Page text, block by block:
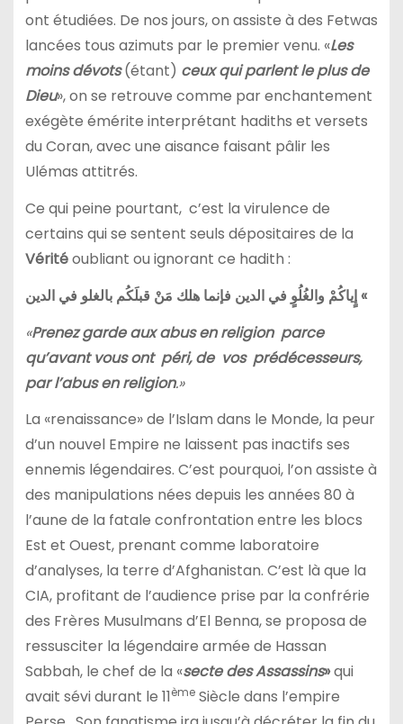
ont étudiées. De nos jours, on assiste à des Fetwas
lancées tous azimuts par le premier venu. «Les
moins dévots(étant) ceux qui parlent le plus de
Dieu», on se retrouve comme par enchantement
exégète émérite interprétant hadiths et versets
du Coran, avec une aisance faisant pâlir les
Ulémas attitrés.
Ce qui peine pourtant, c’est la virulence de
certains qui se sentent seuls dépositaires de la
Véritéoubliant ou ignorant ce hadith :
إٍياكُمْ والغُلُوٍ في الدين فإنما هلك مَنْ قبلَكُم بالغلو في الدين «
«Prenez garde aux abus en religion parce
qu’avant vous ont péri, de vos prédécesseurs,
par l’abus en religion.»
La «renaissance» de l’Islam dans le Monde, la peur
d’un nouvel Empire ne laissent pas inactifs ses
ennemis légendaires. C’est pourquoi, l’on assiste à
des manipulations nées depuis les années 80 à
l’aune de la fatale confrontation entre les blocs
Est et Ouest, prenant comme laboratoire
d’analyses, la terre d’Afghanistan. C’est là que la
CIA, profitant de l’audience prise par la confrérie
des Frères Musulmans d’El Benna, se proposa de
ressusciter la légendaire armée de Hassan
Sabbah, le chef de la «secte des Assassins»qui
avait sévi durant le 11èmeSiècle dans l’empire